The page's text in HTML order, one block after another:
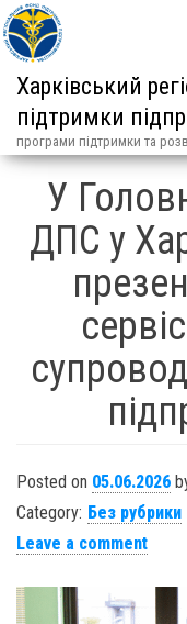
Харківський
підтримки
програми підтримки та
У
ДПС у
Posted on 05.06.2026
Category: Без рубрики
Leave a comment